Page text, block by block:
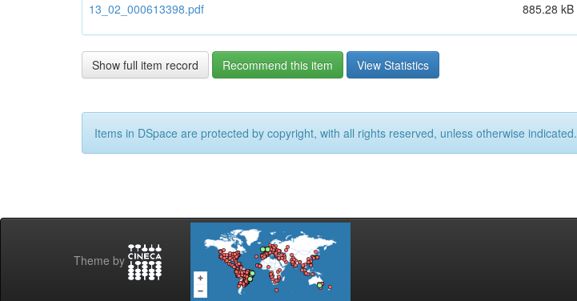
13_02_000613398.pdf
885.28 kB
Show full item record Recommend this item View Statistics
Items in DSpace are protected by copyright, with all rights reserved, unless otherwise indicated.
Theme by